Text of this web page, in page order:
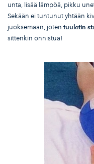
unta, lisää lämpöä, pikku
Sekään ei tuntunut yhtään
juoksemaan, joten tuuletin
sittenkin onnistua!